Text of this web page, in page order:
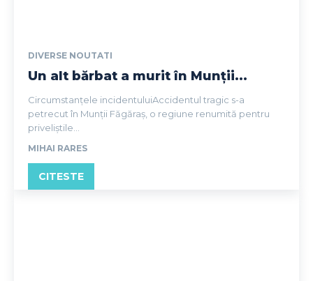
DIVERSE NOUTATI
Un alt bărbat a murit în Munții...
Circumstanțele incidentuluiAccidentul tragic s-a
petrecut în Munții Făgăraș, o regiune renumită pentru
priveliștile...
MIHAI RARES
CITESTE